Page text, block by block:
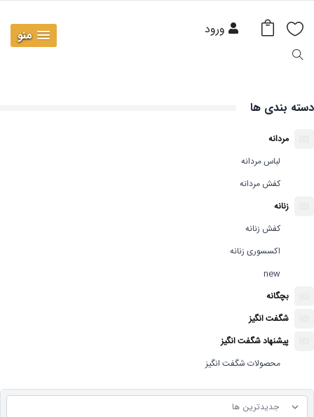
ورود منو
دسته بندی ها
مردانه
لباس مردانه
کفش مردانه
زنانه
کفش زنانه
اکسسوری زنانه
new
بچگانه
شگفت انگیز
پیشنهاد شگفت انگیز
محصولات شگفت انگیز